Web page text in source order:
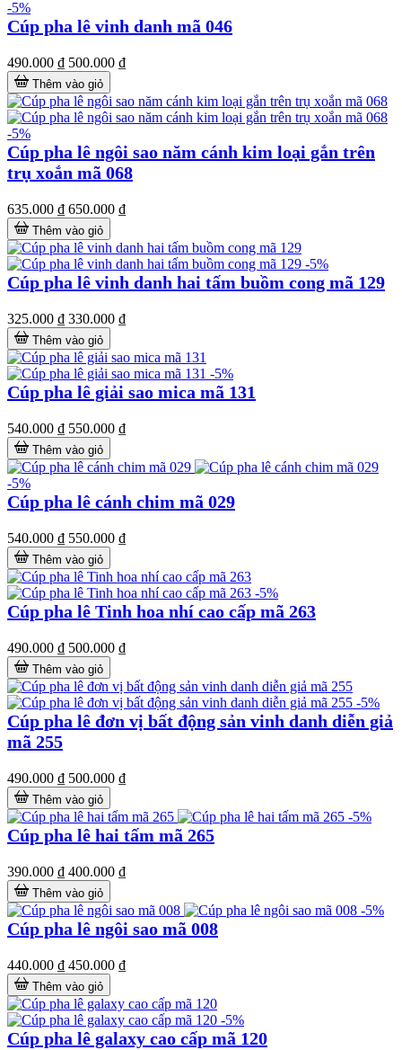
-5%
Cúp pha lê vinh danh mã 046
490.000 ₫ 500.000 ₫
Thêm vào giỏ
-5%
Cúp pha lê ngôi sao năm cánh kim loại gắn trên
trụ xoắn mã 068
635.000 ₫ 650.000 ₫
Thêm vào giỏ
-5%
Cúp pha lê vinh danh hai tấm buồm cong mã 129
325.000 ₫ 330.000 ₫
Thêm vào giỏ
-5%
Cúp pha lê giải sao mica mã 131
540.000 ₫ 550.000 ₫
Thêm vào giỏ
-5%
Cúp pha lê cánh chim mã 029
540.000 ₫ 550.000 ₫
Thêm vào giỏ
-5%
Cúp pha lê Tinh hoa nhí cao cấp mã 263
490.000 ₫ 500.000 ₫
Thêm vào giỏ
-5%
Cúp pha lê đơn vị bất động sản vinh danh diễn giả
mã 255
490.000 ₫ 500.000 ₫
Thêm vào giỏ
-5%
Cúp pha lê hai tấm mã 265
390.000 ₫ 400.000 ₫
Thêm vào giỏ
-5%
Cúp pha lê ngôi sao mã 008
440.000 ₫ 450.000 ₫
Thêm vào giỏ
-5%
Cúp pha lê galaxy cao cấp mã 120